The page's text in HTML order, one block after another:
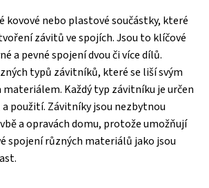
kovové nebo plastové součástky, které
závitů ve spojích. Jsou to klíčové
a pevné spojení dvou či více dílů.
typů závitníků, které se liší svým
Každý typ závitníku je určen
použití. Závitníky jsou nezbytnou
a opravách domu, protože umožňují
spojení různých materiálů jako jsou